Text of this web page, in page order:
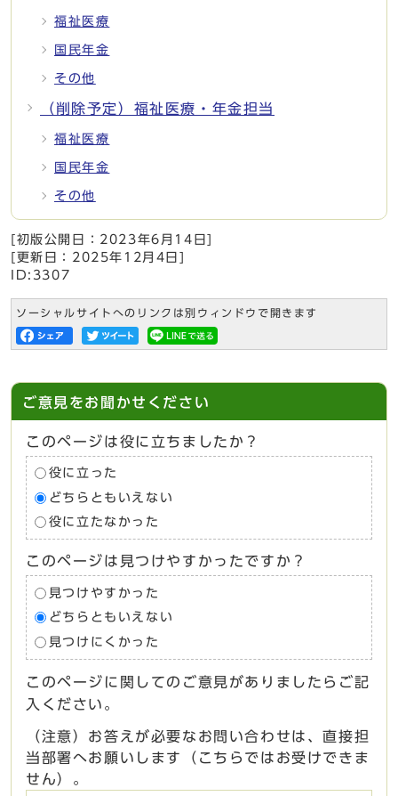
福祉医療
国民年金
その他
（削除予定）福祉医療・年金担当
福祉医療
国民年金
その他
[初版公開日： 2023年6月14日
[更新日： 2025年12月4日
ID:3307
ソーシャルサイトへのリンクは別ウィンドウで開きます
ご意見をお聞かせください
このページは役に立ちましたか？
役に立った
どちらともいえない
役に立たなかった
このページは見つけやすかったですか？
見つけやすかった
どちらともいえない
見つけにくかった
このページに関してのご意見がありましたらご記
入ください。
（注意）お答えが必要なお問い合わせは、直接担
当部署へお願いします（こちらではお受けできま
せん）。